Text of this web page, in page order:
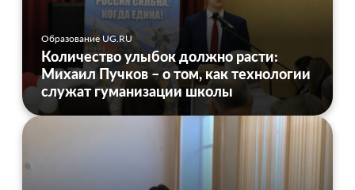
Образование UG.RU
Количество улыбок должно расти:
Михаил Пучков – о том, как технологии
служат гуманизации школы